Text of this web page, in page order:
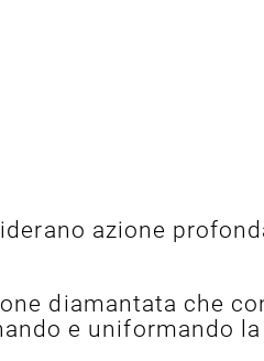
azione
diamantata che
e uniformando la